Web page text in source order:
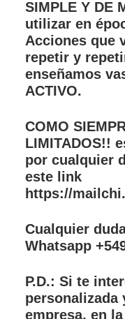
SIMPLE Y DE
utilizar en
Acciones que
repetir y
enseñamos
ACTIVO.
COMO
LIMITADOS!!
por cualquier
este link
https://
Cualquier
Whatsapp
P.D.: Si te
personalizada
empresa, en